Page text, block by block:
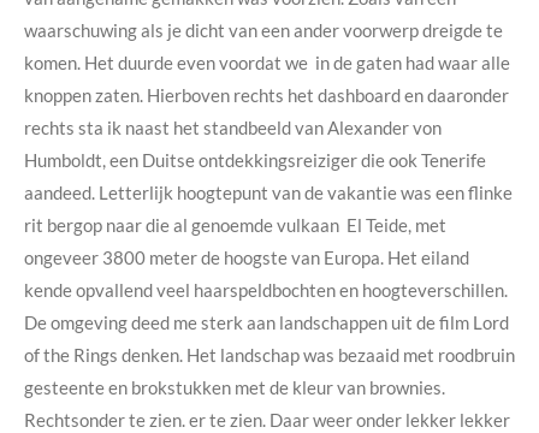
waarschuwing als je dicht van een ander voorwerp dreigde te
komen. Het duurde even voordat we in de gaten had waar alle
knoppen zaten. Hierboven rechts het dashboard en daaronder
rechts sta ik naast het standbeeld van Alexander von
Humboldt, een Duitse ontdekkingsreiziger die ook Tenerife
aandeed. Letterlijk hoogtepunt van de vakantie was een flinke
rit bergop naar die al genoemde vulkaan El Teide, met
ongeveer 3800 meter de hoogste van Europa. Het eiland
kende opvallend veel haarspeldbochten en hoogteverschillen.
De omgeving deed me sterk aan landschappen uit de film Lord
of the Rings denken. Het landschap was bezaaid met roodbruin
gesteente en brokstukken met de kleur van brownies.
Rechtsonder te zien. er te zien. Daar weer onder lekker lekker